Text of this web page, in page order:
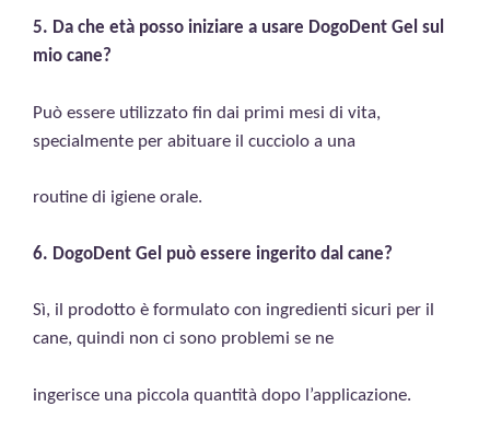
5. Da che età posso iniziare a usare DogoDent Gel sul
mio cane?
Può essere utilizzato fin dai primi mesi di vita,
specialmente per abituare il cucciolo a una
routine di igiene orale.
6. DogoDent Gel può essere ingerito dal cane?
Sì, il prodotto è formulato con ingredienti sicuri per il
cane, quindi non ci sono problemi se ne
ingerisce una piccola quantità dopo l’applicazione.